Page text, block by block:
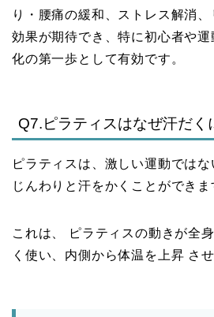
り・腰痛の緩和、ストレス解消
効果が期待でき、特に初心者や
化の第一歩として有効です。
Q7.ピラティスはなぜ汗だく
ピラティスは、激しい運動ではな
じんわりと汗をかくことができま
これは、 ピラティスの動きが全
く使い、内側から体温を上昇 さ